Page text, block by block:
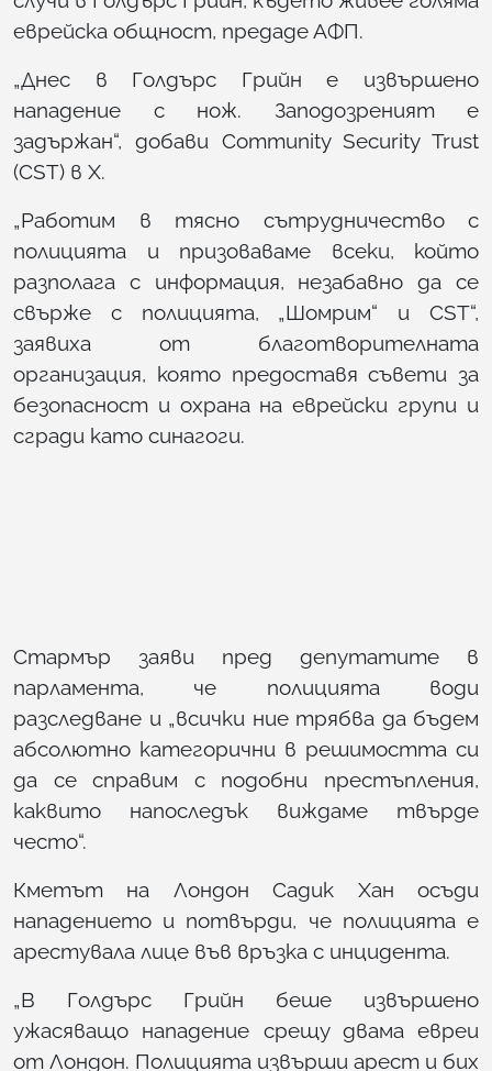
еврейска общност, предаде АФП.
„Днес в Голдърс Грийн е извършено
нападение с нож. Заподозреният е
задържан“, добави Community Security Trust
(CST) в X.
„Работим в тясно сътрудничество с
полицията и призоваваме всеки, който
разполага с информация, незабавно да се
свърже с полицията, „Шомрим“ и CST“,
заявиха от благотворителната
организация, която предоставя съвети за
безопасност и охрана на еврейски групи и
сгради като синагоги.
Стармър заяви пред депутатите в
парламента, че полицията води
разследване и „всички ние трябва да бъдем
абсолютно категорични в решимостта си
да се справим с подобни престъпления,
каквито напоследък виждаме твърде
често“.
Кметът на Лондон Садик Хан осъди
нападението и потвърди, че полицията е
арестувала лице във връзка с инцидента.
„В Голдърс Грийн беше извършено
ужасяващо нападение срещу двама евреи
от Лондон. Полицията извърши арест и бих